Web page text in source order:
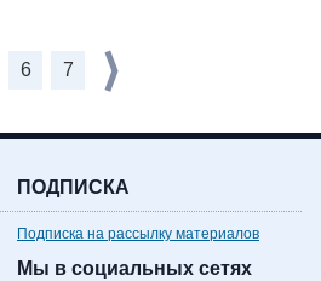
6 7
ПОДПИСКА
Подписка на рассылку материалов
Мы в социальных сетях